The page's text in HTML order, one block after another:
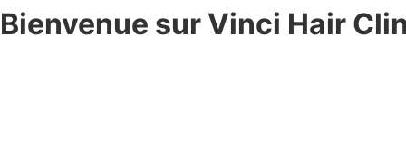
Aller
au
Bienvenue sur Vinci Hair